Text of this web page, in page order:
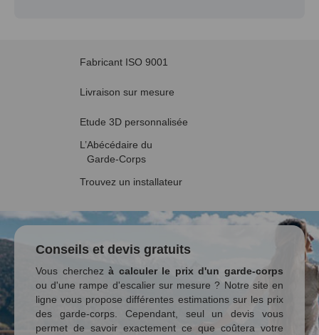
Fabricant ISO 9001
Livraison sur mesure
Etude 3D personnalisée
L’Abécédaire du
Garde-Corps
Trouvez un installateur
Conseils et devis gratuits
Vous cherchezà calculer le prix d'un garde-corps
ou d'une rampe d'escalier sur mesure ? Notre site en
ligne vous propose différentes estimations sur les prix
des garde-corps. Cependant, seul un devis vous
permet de savoir exactement ce que coûtera votre